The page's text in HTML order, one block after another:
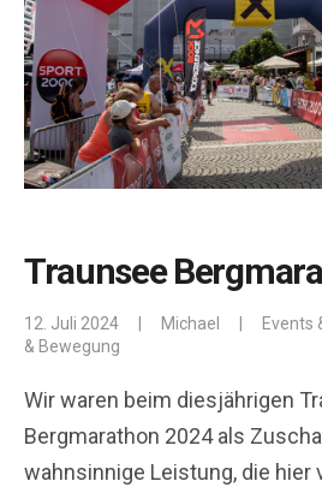
Traunsee
12. Juli 2024 Michael Events
& Bewegung
Wir waren beim diesjährigen
Bergmarathon 2024 als
wahnsinnige Leistung, die hier